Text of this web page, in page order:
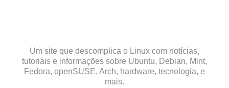
Um site que descomplica o Linux com notícias,
tutoriais e informações sobre Ubuntu, Debian, Mint,
Fedora, openSUSE, Arch, hardware, tecnologia, e
mais.